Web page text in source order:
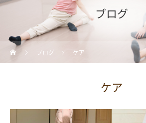
ブログ
ブログ ケア
ケア